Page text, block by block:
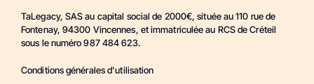
TaLegacy, SAS au capital social de 2000€, située au 110 rue de
Fontenay, 94300 Vincennes, et immatriculée au RCS de Créteil
sous le numéro 987 484 623.
Conditions générales d'utilisation